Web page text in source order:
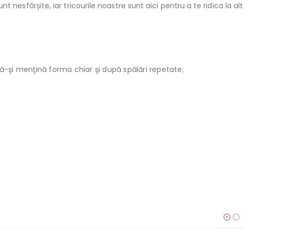
nesfârșite, iar tricourile noastre sunt aici pentru a te ridica la alt
şi menţină forma chiar şi după spălări repetate;